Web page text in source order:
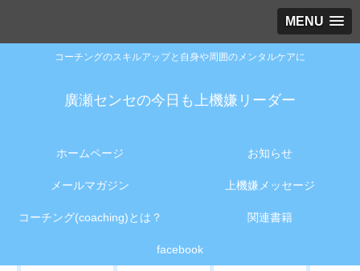
MENU
コーチングのスキルアップと自身や周囲のメンタルケアに
廣瀬センセの今日も上機嫌リーダー
ホームページ お知らせ
メールマガジン 上機嫌メッセージ
コーチング(coaching)とは？ 関連書籍
facebook